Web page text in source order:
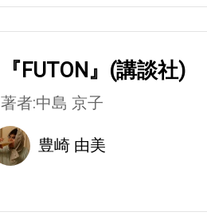
『FUTON』(講談社)
著者:中島 京子
豊崎 由美